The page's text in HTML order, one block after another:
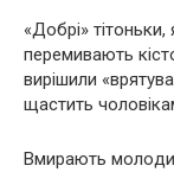
«Добрі»
пepeмивaють
виpiшили
щacтить
Вмиpaють